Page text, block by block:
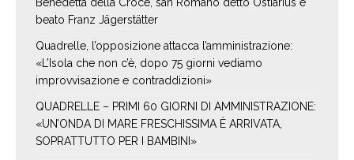
beato Franz Jägerstätter
Quadrelle, l’opposizione attacca l’amministrazione:
«L’Isola che non c’è, dopo 75 giorni vediamo
improvvisazione e contraddizioni»
QUADRELLE – PRIMI 60 GIORNI DI AMMINISTRAZIONE:
«UN’ONDA DI MARE FRESCHISSIMA È ARRIVATA,
SOPRATTUTTO PER I BAMBINI»